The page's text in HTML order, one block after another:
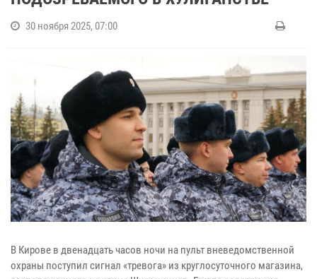
30 ноября 2025, 07:00
В Кирове в двенадцать часов ночи на пульт вневедомственной
охраны поступил сигнал «тревога» из круглосуточного магазина,